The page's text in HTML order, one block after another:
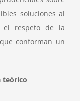
soluciones al
el respeto de la
conforman un
teórico